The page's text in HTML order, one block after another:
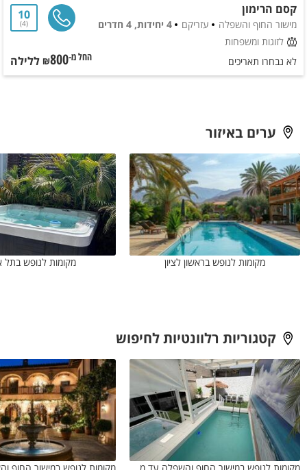
קסם הרימון
מישור החוף והשפלה עזריקם
4 יחידות, 4 חדרים
לזוגות ומשפחות
10
4
לא נבחרו תאריכים החל מ-₪800 ללילה
ערים באיזור
מקומות לנופש בראשון לציון מקומות לנופש בתל
קטגוריות רלוונטיות לחיפוש